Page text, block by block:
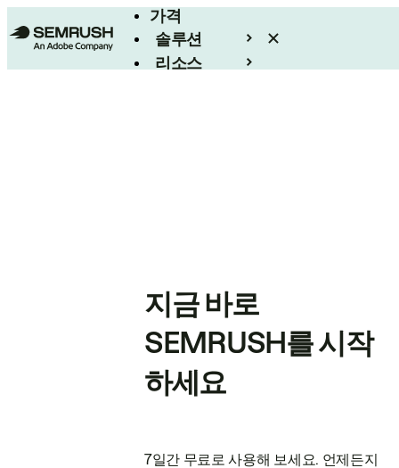
가격
솔루션
리소스
지금 바로
SEMRUSH를 시작
하세요
7일간 무료로 사용해 보세요. 언제든지